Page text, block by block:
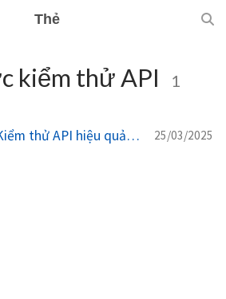
Thẻ
kiểm thử API 1
🚀 API Testing – Kiểm thử API hiệu quả cho các ứng dụng hiện đại 25/03/2025